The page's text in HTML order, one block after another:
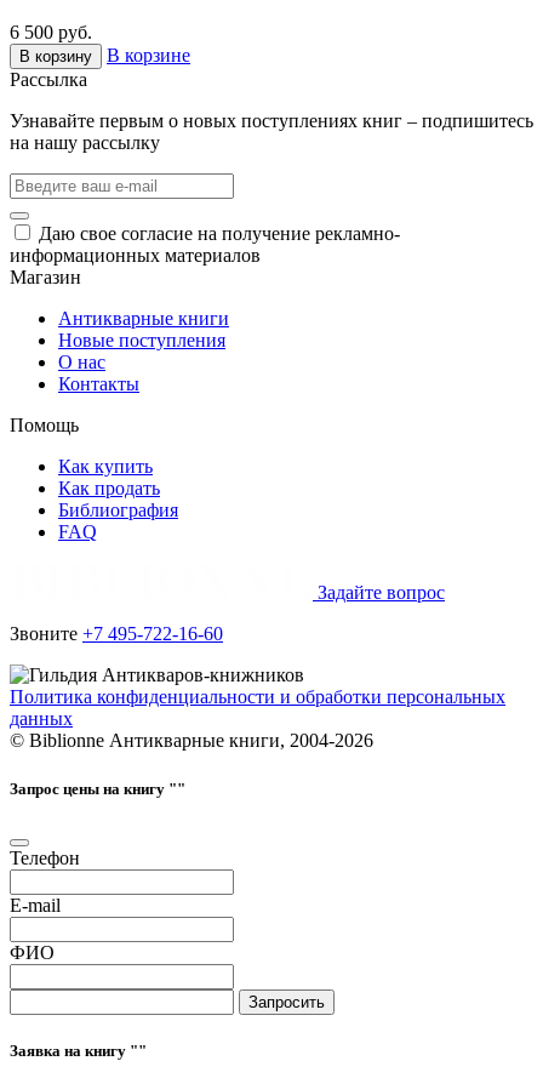
6 500 руб.
В корзину
В корзине
Рассылка
Узнавайте первым о новых поступлениях книг – подпишитесь
на нашу рассылку
Даю свое согласие на получение рекламно-
информационных материалов
Магазин
Антикварные книги
Новые поступления
О нас
Контакты
Помощь
Как купить
Как продать
Библиография
FAQ
Задайте вопрос
Звоните +7 495-722-16-60
Политика конфиденциальности и обработки персональных
данных
© Biblionne Антикварные книги, 2004-2026
Запрос цены на книгу ""
Телефон
E-mail
ФИО
Запросить
Заявка на книгу ""